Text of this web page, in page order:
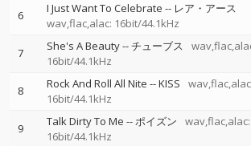
6 I Just Want To Celebrate -- レア・アース
wav,flac,alac: 16bit/44.1kHz
7 She's A Beauty--チューブス
16bit/44.1kHz
8 Rock And Roll All Nite --KISS
16bit/44.1kHz
9 Talk Dirty To Me --ポイズン
wav,flac,alac:
16bit/44.1kHz